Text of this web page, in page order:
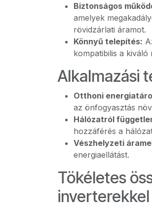
Biztonságos
amelyek
rövidzárlati áramot.
Könnyű telepítés:
kompatibilis a kiváló
Alkalmazási
Otthoni
az önfogyasztás
Hálózatról
hozzáférés a
Vészhelyzeti
energiaellátást.
Tökéletes
inverterekkel